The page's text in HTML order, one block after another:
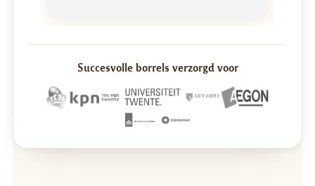
Succesvolle borrels verzorgd voor